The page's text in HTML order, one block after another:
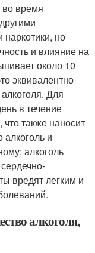
во время
наркотики, но
и влияние на
около 10
эквивалентно
Для
в течение
что также наносит
и
алкоголь
вредят легким и
алкоголя,